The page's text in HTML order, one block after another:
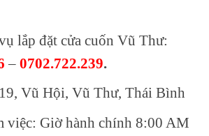
lắp đặt cửa cuốn Vũ Thư:
– 0702.722.239.
Vũ Hội, Vũ Thư, Thái Bình
việc: Giờ hành chính 8:00 AM